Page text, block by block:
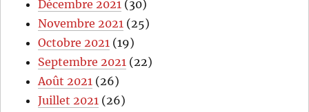
Décembre 2021 (30)
Novembre 2021 (25)
Octobre 2021 (19)
Septembre 2021 (22)
Août 2021 (26)
Juillet 2021 (26)